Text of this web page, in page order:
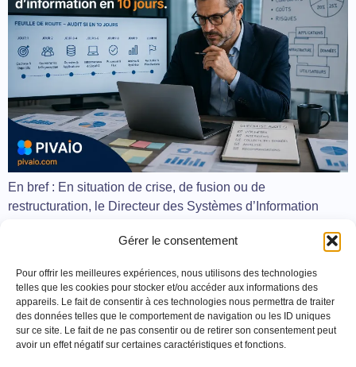
Gérer le consentement
Pour offrir les meilleures expériences, nous utilisons des technologies
telles que les cookies pour stocker et/ou accéder aux informations des
appareils. Le fait de consentir à ces technologies nous permettra de traiter
des données telles que le comportement de navigation ou les ID uniques
sur ce site. Le fait de ne pas consentir ou de retirer son consentement peut
avoir un effet négatif sur certaines caractéristiques et fonctions.
En bref : En situation de crise, de fusion ou de
restructuration, le Directeur des Systèmes d’Information
traditionnel sur plusieurs mois. Découvrez la méthode
diagnostic SI complet en seulement deux semaines : – La
contrainte du […]